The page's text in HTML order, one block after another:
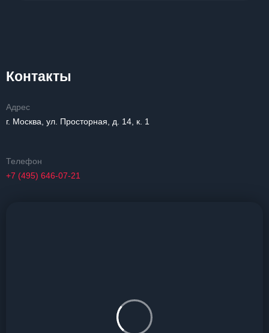
Контакты
Адрес
г. Москва, ул. Просторная, д. 14, к. 1
Телефон
+7 (495) 646-07-21